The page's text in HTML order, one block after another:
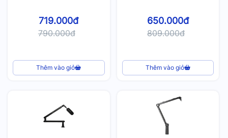
719.000đ
790.000đ
Thêm vào giỏ
650.000đ
809.000đ
Thêm vào giỏ